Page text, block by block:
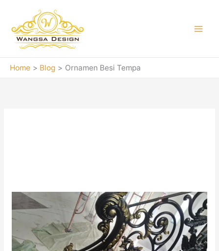
content
Home Blog Ornamen Besi Tempa
JUAL
Tiang
Master
Besi
Tempa